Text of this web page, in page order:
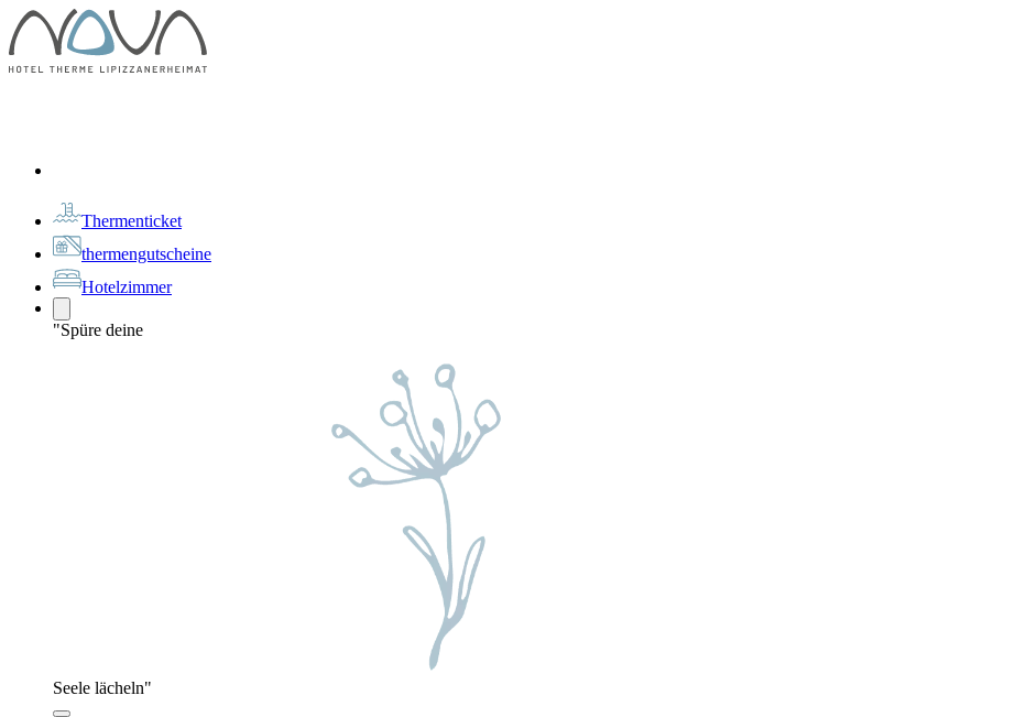
Thermenticket
thermengutscheine
Hotelzimmer
"Spüre deine
Seele lächeln"